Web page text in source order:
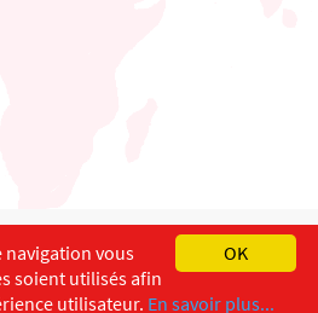
Français
Impressum
OK
navigation vous
soient utilisés afin
utilisateur. En savoir plus...